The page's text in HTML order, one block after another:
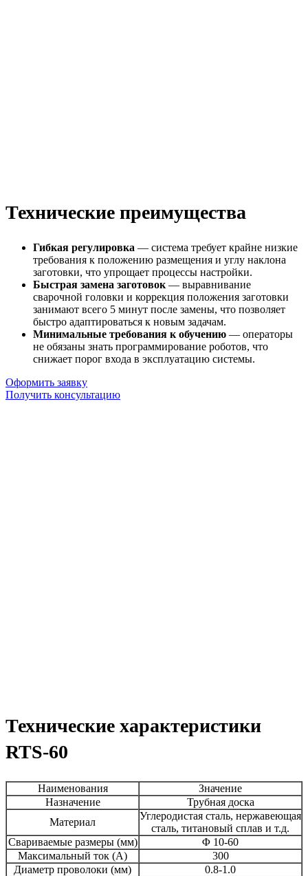
Технические преимущества
Гибкая регулировка — система требует крайне низкие
требования к положению размещения и углу наклона
заготовки, что упрощает процессы настройки.
Быстрая замена заготовок — выравнивание
сварочной головки и коррекция положения заготовки
занимают всего 5 минут после замены, что позволяет
быстро адаптироваться к новым задачам.
Минимальные требования к обучению — операторы
не обязаны знать программирование роботов, что
снижает порог входа в эксплуатацию системы.
Оформить заявку
Получить консультацию
Технические характеристики
RTS-60
Наименования
Значение
Назначение
Трубная доска
Материал
Углеродистая сталь, нержавеющая
сталь, титановый сплав и т.д.
Свариваемые размеры (мм)
Φ 10-60
Максимальный ток (А)
300
Диаметр проволоки (мм)
0.8-1.0